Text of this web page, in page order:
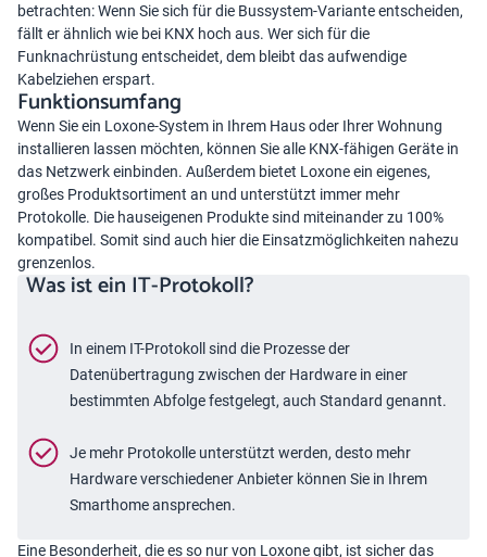
betrachten: Wenn Sie sich für die Bussystem-Variante entscheiden,
fällt er ähnlich wie bei KNX hoch aus. Wer sich für die
Funknachrüstung entscheidet, dem bleibt das aufwendige
Kabelziehen erspart.
Funktionsumfang
Wenn Sie ein Loxone-System in Ihrem Haus oder Ihrer Wohnung
installieren lassen möchten, können Sie alle KNX-fähigen Geräte in
das Netzwerk einbinden. Außerdem bietet Loxone ein eigenes,
großes Produktsortiment an und unterstützt immer mehr
Protokolle. Die hauseigenen Produkte sind miteinander zu 100%
kompatibel. Somit sind auch hier die Einsatzmöglichkeiten nahezu
grenzenlos.
Was ist ein IT-Protokoll?
In einem IT-Protokoll sind die Prozesse der
Datenübertragung zwischen der Hardware in einer
bestimmten Abfolge festgelegt, auch Standard genannt.
Je mehr Protokolle unterstützt werden, desto mehr
Hardware verschiedener Anbieter können Sie in Ihrem
Smarthome ansprechen.
Eine Besonderheit, die es so nur von Loxone gibt, ist sicher das